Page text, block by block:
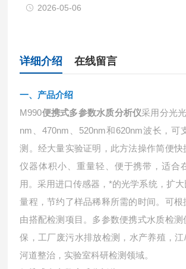
2026-05-06
详细介绍 在线留言
一、 产品介绍
M990便携式多参数水质分析仪采⽤分光
nm、470nm、520nm和620nm波⻓，可
测。经⼤量实验证明，此方法操作简便快
仪器体积⼩、重量轻、便于携带，适合
⽤。采⽤进⼝传感器，*的光学系统，扩
量程，节约了样品稀释所需的时间。可根
由搭配检测项⽬。多参数便携式⽔质检
保，工厂废污⽔排放检测，⽔产养殖，江
河道整治，实验室科研检测领域。